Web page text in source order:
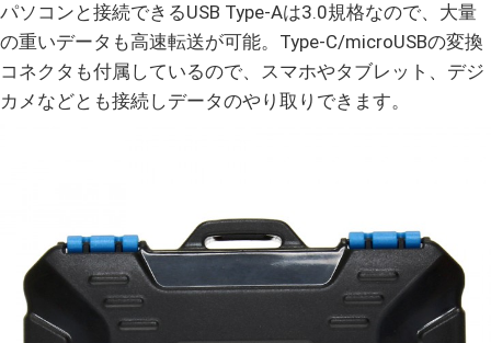
パソコンと接続できるUSB Type-Aは3.0規格なので、大量
の重いデータも高速転送が可能。Type-C/microUSBの変換
コネクタも付属しているので、スマホやタブレット、デジ
カメなどとも接続しデータのやり取りできます。